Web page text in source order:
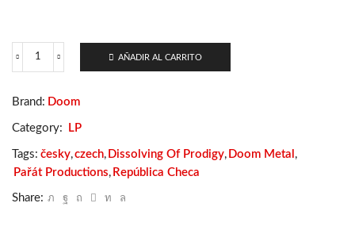
Dissolving
-
Se
Světem
Pozemským
cantidad
AÑADIR AL CARRITO
Brand: Doom
Category: LP
Tags: česky,czech, Dissolving Of Prodigy, Doom Metal ,
Pařát Productions, República Checa
Share: